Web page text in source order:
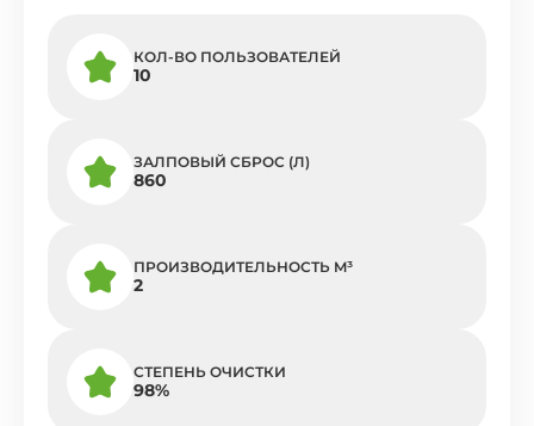
КОЛ-ВО ПОЛЬЗОВАТЕЛЕЙ
10
ЗАЛПОВЫЙ СБРОС (Л)
860
ПРОИЗВОДИТЕЛЬНОСТЬ M³
2
СТЕПЕНЬ ОЧИСТКИ
98%